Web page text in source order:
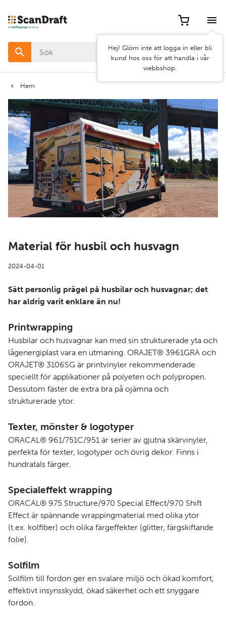
Hej! Glöm inte att logga in eller bli
kund hos oss för att handla i vår
webbshop.
Hem
Material för husbil och husvagn
2024-04-01
Sätt personlig prägel på husbilar och husvagnar; det
har aldrig varit enklare än nu!
Printwrapping
Husbilar och husvagnar kan med sin strukturerade yta och
lågenergiplast vara en utmaning. ORAJET® 3961GRA och
ORAJET® 3106SG är printvinyler rekommenderade
speciellt för applikationer på polyeten och polypropen.
Dessutom fäster de extra bra på ojämna och
strukturerade ytor.
Texter, mönster & logotyper
ORACAL® 961/751C/951 är serier av gjutna skärvinyler,
perfekta för texter, logotyper och övrig dekor. Finns i
hundratals färger.
Specialeffekt wrapping
ORACAL® 975 Structure/970 Special Effect/970 Shift
Effect är spännande wrappingmaterial med olika ytor
(t.ex. kolfiber) och olika färgeffekter (glitter, färgskiftande
folie).
Solfilm
Solfilm till fordon ger en svalare miljö och ökad komfort,
effektivt insynsskydd, ökad säkerhet och ett snyggare
fordon.